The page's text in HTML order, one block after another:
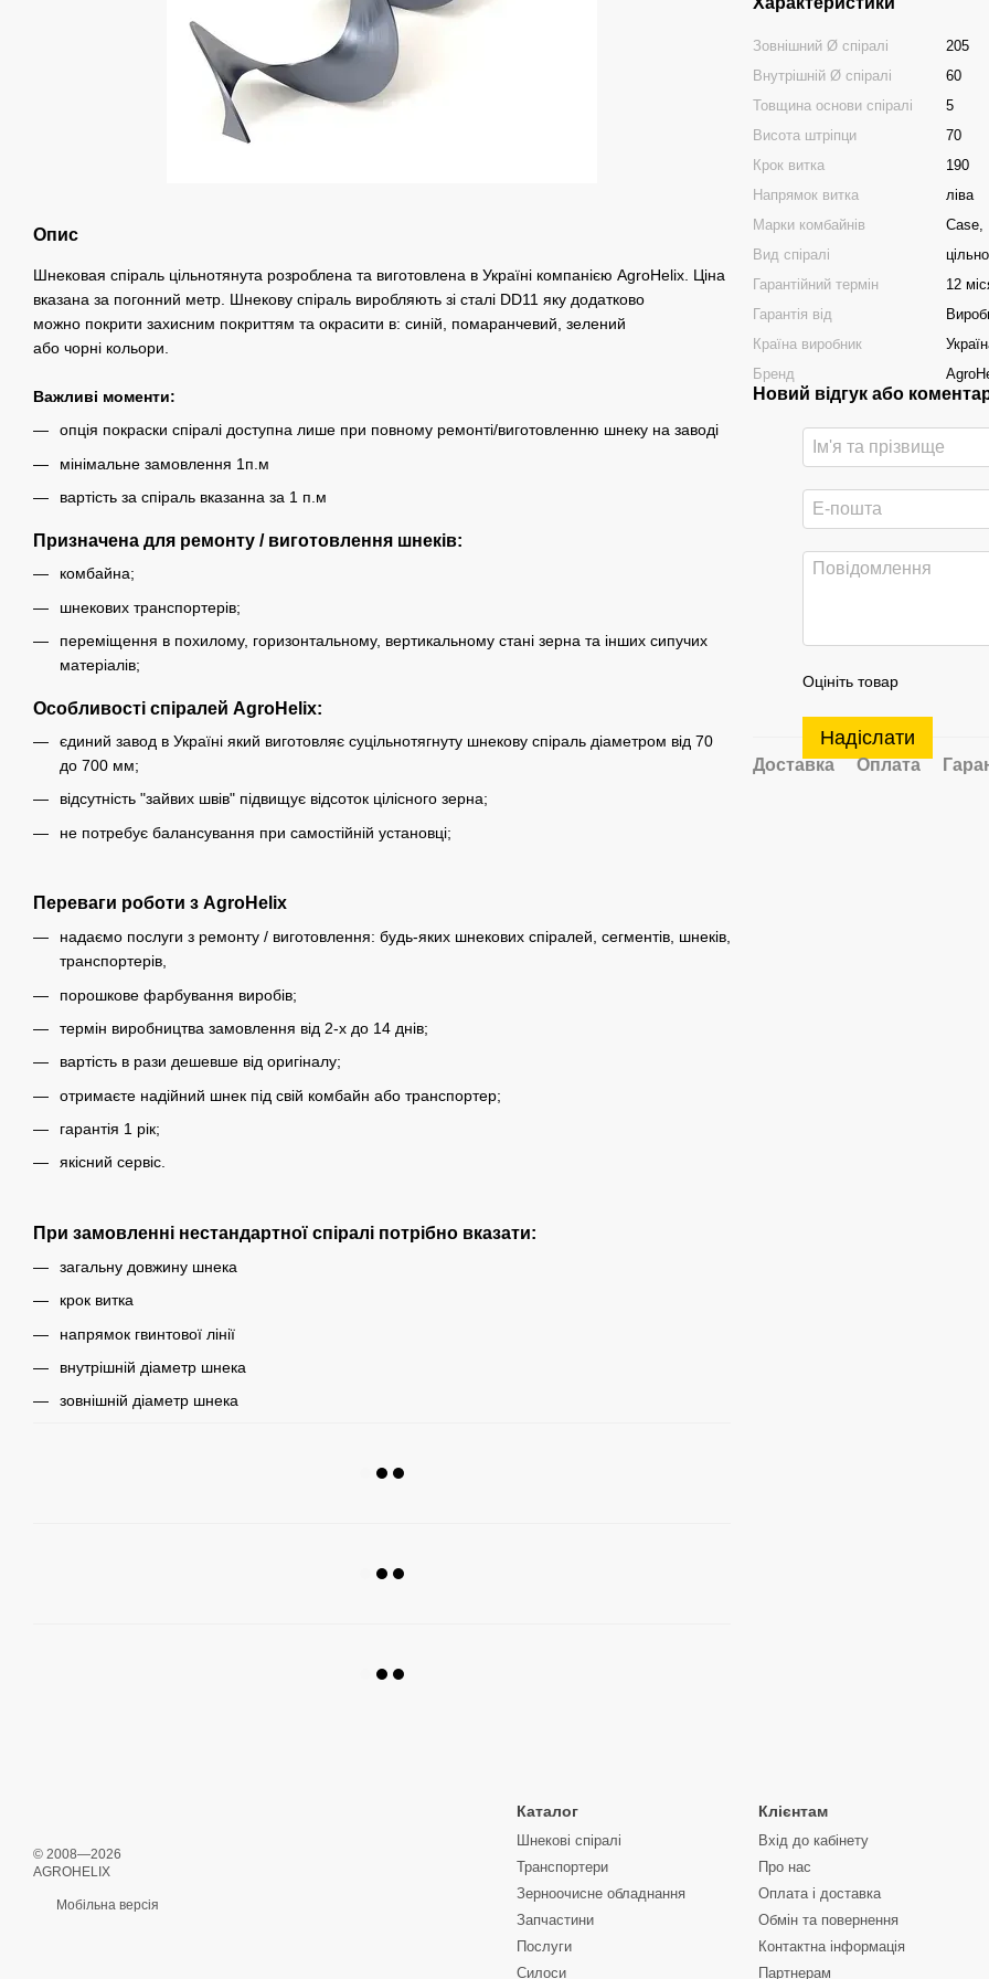
Опис
Шнековая спіраль цільнотянута розроблена та виготовлена в Україні компанією AgroHelix. Ціна
вказана за погонний метр. Шнекову спіраль виробляють зі сталі DD11 яку додатково
можно покрити захисним покриттям та окрасити в: синій, помаранчевий, зелений
або чорні кольори.
Важливі моменти:
опція покраски спіралі доступна лише при повному ремонті/виготовленню шнеку на заводі
мінімальне замовлення 1п.м
вартість за спіраль вказанна за 1 п.м
Призначена для ремонту / виготовлення шнеків:
комбайна;
шнекових транспортерів;
переміщення в похилому, горизонтальному, вертикальному стані зерна та інших сипучих
матеріалів;
Особливості спіралей AgroHelix:
єдиний завод в Україні який виготовляє суцільнотягнуту шнекову спіраль діаметром від 70
до 700 мм;
відсутність "зайвих швів" підвищує відсоток цілісного зерна;
не потребує балансування при самостійній установці;
Переваги роботи з AgroHelix
надаємо послуги з ремонту / виготовлення: будь-яких шнекових спіралей, сегментів, шнеків,
транспортерів,
порошкове фарбування виробів;
термін виробництва замовлення від 2-х до 14 днів;
вартість в рази дешевше від оригіналу;
отримаєте надійний шнек під свій комбайн або транспортер;
гарантія 1 рік;
якісний сервіс.
При замовленні нестандартної спіралі потрібно вказати:
загальну довжину шнека
крок витка
напрямок гвинтової лінії
внутрішній діаметр шнека
зовнішній діаметр шнека
Зовнішний Ø спіралі
205
Внутрішній Ø спіралі
60
Товщина основи спіралі
5
Висота штріпци
70
Крок витка
190
Напрямок витка
ліва
Марки комбайнів
Case,
Вид спіралі
Гарантійний термін
12
Гарантія від
Країна виробник
Бренд
Новий відгук або
Оцініть товар
Надіслати
Доставка Оплата
© 2008—2026
AGROHELIX
Мобільна версія
Каталог
Шнекові спіралі
Транспортери
Зерноочисне обладнання
Запчастини
Послуги
Силоси
Клієнтам
Вхід до кабінету
Про нас
Оплата і доставка
Обмін та повернення
Контактна інформація
Партнерам